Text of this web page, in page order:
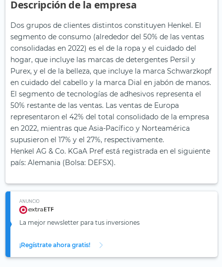
Descripción de la empresa
Dos grupos de clientes distintos constituyen Henkel. El
segmento de consumo (alrededor del 50% de las ventas
consolidadas en 2022) es el de la ropa y el cuidado del
hogar, que incluye las marcas de detergentes Persil y
Purex, y el de la belleza, que incluye la marca Schwarzkopf
en cuidado del cabello y la marca Dial en jabón de manos.
El segmento de tecnologías de adhesivos representa el
50% restante de las ventas. Las ventas de Europa
representaron el 42% del total consolidado de la empresa
en 2022, mientras que Asia-Pacífico y Norteamérica
supusieron el 17% y el 27%, respectivamente.
Henkel AG & Co. KGaA Pref está registrada en el siguiente
país: Alemania (Bolsa: DEFSX).
ANUNCIO
La mejor newsletter para tus inversiones
¡Regístrate ahora gratis!